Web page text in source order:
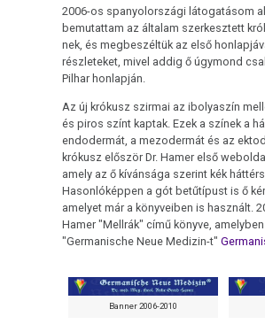
Hormonok
Immunrendszer
dohányzás
Metasztázisok
2006-os spanyolországi látogatásom
bemutattam az általam szerkesztett
nek, és megbeszéltük az első
részleteket, mivel addig ő úgymond
Pilhar honlapján.
Az új krókusz szirmai az ibolyaszín
és piros színt kaptak. Ezek a színek a
endodermát, a mezodermát és az
krókusz először Dr. Hamer első
amely az ő kívánsága szerint kék
Hasonlóképpen a gót betűtípust is ő
amelyet már a könyveiben is használt.
Hamer "Mellrák" című könyve,
"Germanische Neue Medizin-t"
Banner 2006-2010